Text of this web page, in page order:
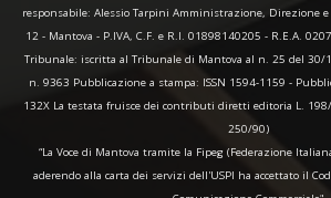
responsabile: Alessio Tarpini Amministrazione, Direzione e
12 - Mantova - P.IVA, C.F. e R.I. 01898140205 - R.E.A.
Tribunale: iscritta al Tribunale di Mantova al n. 25 del 30/
n. 9363 Pubblicazione a stampa: ISSN 1594-1159 -
132X La testata fruisce dei contributi diretti editoria L.
250/90)
“La Voce di Mantova tramite la Fipeg (Federazione
aderendo alla carta dei servizi dell'USPI ha accettato il